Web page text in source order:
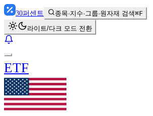
30퍼센트 종목·지수·그룹·원자재 검색⌘F
라이트/다크 모드 전환
ETF